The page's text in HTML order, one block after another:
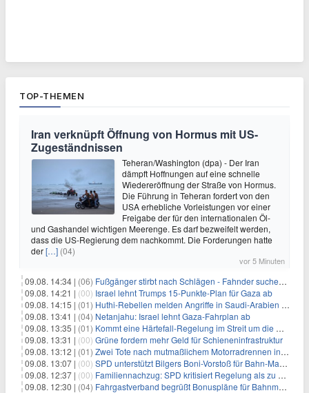
TOP-THEMEN
Iran verknüpft Öffnung von Hormus mit US-
Zugeständnissen
Teheran/Washington (dpa) - Der Iran
dämpft Hoffnungen auf eine schnelle
Wiedereröffnung der Straße von Hormus.
Die Führung in Teheran fordert von den
USA erhebliche Vorleistungen vor einer
Freigabe der für den internationalen Öl-
und Gashandel wichtigen Meerenge. Es darf bezweifelt werden,
dass die US-Regierung dem nachkommt. Die Forderungen hatte
der[…] (04)
vor 5 Minuten
09.08. 14:34 | (06) Fußgänger stirbt nach Schlägen - Fahnder suchen Autofahrer
09.08. 14:21 | (00) Israel lehnt Trumps 15-Punkte-Plan für Gaza ab
09.08. 14:15 | (01) Huthi-Rebellen melden Angriffe in Saudi-Arabien und im Jemen
09.08. 13:41 | (04) Netanjahu: Israel lehnt Gaza-Fahrplan ab
09.08. 13:35 | (01) Kommt eine Härtefall-Regelung im Streit um die Rente mit 63?
09.08. 13:31 | (00) Grüne fordern mehr Geld für Schieneninfrastruktur
09.08. 13:12 | (01) Zwei Tote nach mutmaßlichem Motorradrennen in Köln
09.08. 13:07 | (00) SPD unterstützt Bilgers Boni-Vorstoß für Bahn-Manager
09.08. 12:37 | (00) Familiennachzug: SPD kritisiert Regelung als zu streng
09.08. 12:30 | (04) Fahrgastverband begrüßt Bonuspläne für Bahnmanager